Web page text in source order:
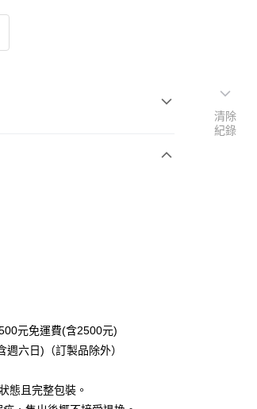
上)免運費
元免運費(含2500元)
六日)（訂製品除外）
態且完整包裝。
清除
紀錄